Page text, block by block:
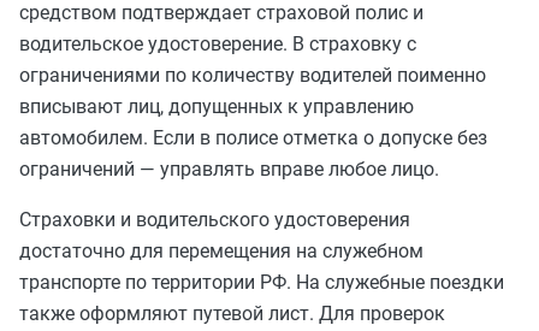
средством подтверждает страховой полис и
водительское удостоверение. В страховку с
ограничениями по количеству водителей поименно
вписывают лиц, допущенных к управлению
автомобилем. Если в полисе отметка о допуске без
ограничений — управлять вправе любое лицо.
Страховки и водительского удостоверения
достаточно для перемещения на служебном
транспорте по территории РФ. На служебные поездки
также оформляют путевой лист. Для проверок